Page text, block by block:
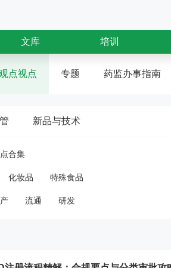
文库 培训
点视点 专题 药监办事指南
新品与技术
合集
化妆品 特殊食品
流通 研发